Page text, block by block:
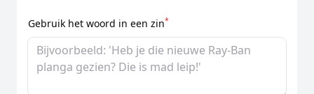
Gebruik het woord in een zin*